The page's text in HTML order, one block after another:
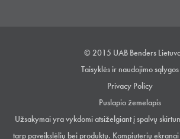
© 2015 UAB Benders
Taisyklės ir naudojimo sąlygos
Privacy Policy
Puslapio žemelapis
Užsakymai yra vykdomi atsiželgiant į spalvų
tarp paveikslėlių bei produktų. Kompiuterių